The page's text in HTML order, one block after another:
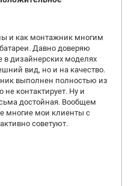
и как монтажник многим
Давно доверяю
в дизайнерских моделях
вид, но и на качество.
выполнен полностью из
контактирует. Ну и
достойная. Вообщем
многие мои клиенты с
советуют.